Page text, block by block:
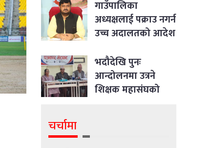
गाउँपालिका
अध्यक्षलाई पक्राउ नगर्न
उच्च अदालतको आदेश
भदौदेखि पुनः
आन्दोलनमा उत्रने
शिक्षक महासंघको
चर्चामा